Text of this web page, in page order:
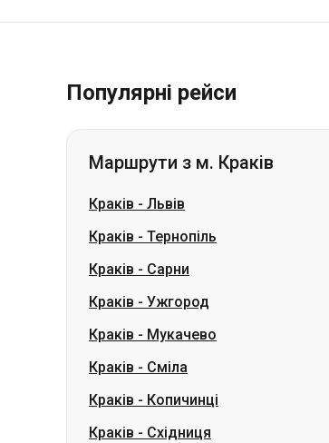
Популярні рейси
Маршрути з м. Краків
Краків - Львів
Краків - Тернопіль
Краків - Сарни
Краків - Ужгород
Краків - Мукачево
Краків - Сміла
Краків - Копичинці
Краків - Східниця